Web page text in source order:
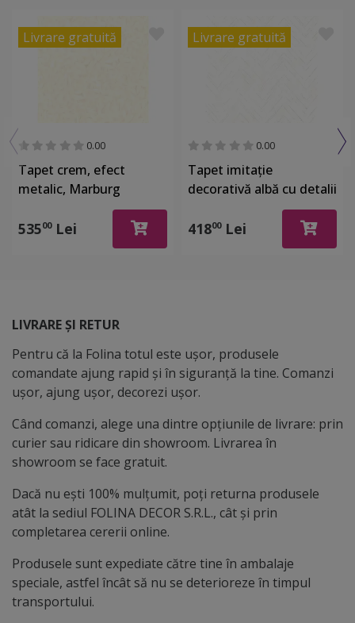
Livrare gratuită
0.00
Tapet crem, efect
metalic, Marburg
Gloockler 52502
53500Lei
Livrare gratuită
0.00
Tapet imitaţie
decorativă albă cu detalii
argintii, Marburg 32034
41800Lei
LIVRARE ȘI RETUR
Pentru că la Folina totul este ușor, produsele
comandate ajung rapid și în siguranță la tine. Comanzi
ușor, ajung ușor, decorezi ușor.
Când comanzi, alege una dintre opțiunile de livrare: prin
curier sau ridicare din showroom. Livrarea în
showroom se face gratuit.
Dacă nu ești 100% mulțumit, poți returna produsele
atât la sediul FOLINA DECOR S.R.L., cât și prin
completarea cererii online.
Produsele sunt expediate către tine în ambalaje
speciale, astfel încât să nu se deterioreze în timpul
transportului.